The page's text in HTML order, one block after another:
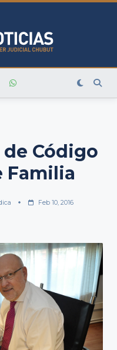
Código
Familia
Feb 10, 2016